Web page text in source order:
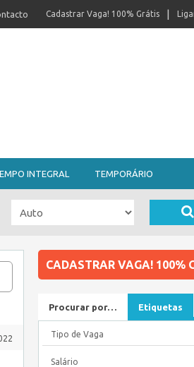
Cadastrar Vaga! 100% Grátis
INTEGRAL TEMPORÁRIO
CADASTRAR VAGA! 100%
Procurar por… Etiquetas
Tipo de Vaga
Salário